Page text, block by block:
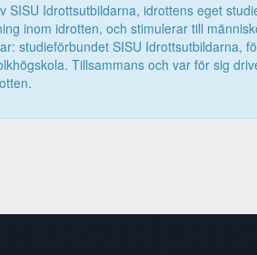
SISU Idrottsutbildarna, idrottens eget
inom idrotten, och stimulerar till
studieförbundet SISU Idrottsutbildarna,
Tillsammans och var för sig